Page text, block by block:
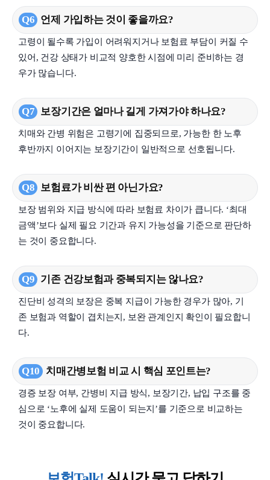
Q6 언제 가입하는 것이 좋을까요?
고령이 될수록 가입이 어려워지거나 보험료 부담이 커질 수
있어, 건강 상태가 비교적 양호한 시점에 미리 준비하는 경
우가 많습니다.
Q7 보장기간은 얼마나 길게 가져가야 하나요?
치매와 간병 위험은 고령기에 집중되므로, 가능한 한 노후
후반까지 이어지는 보장기간이 일반적으로 선호됩니다.
Q8 보험료가 비싼 편 아닌가요?
보장 범위와 지급 방식에 따라 보험료 차이가 큽니다. ‘최대
금액’보다 실제 필요 기간과 유지 가능성을 기준으로 판단하
는 것이 중요합니다.
Q9 기존 건강보험과 중복되지는 않나요?
진단비 성격의 보장은 중복 지급이 가능한 경우가 많아, 기
존 보험과 역할이 겹치는지, 보완 관계인지 확인이 필요합니
다.
Q10 치매간병보험 비교 시 핵심 포인트는?
경증 보장 여부, 간병비 지급 방식, 보장기간, 납입 구조를 중
심으로 ‘노후에 실제 도움이 되는지’를 기준으로 비교하는
것이 중요합니다.